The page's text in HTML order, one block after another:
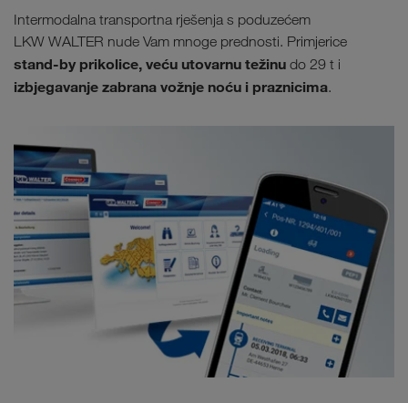
Intermodalna transportna rješenja s poduzećem
LKW WALTER nude Vam mnoge prednosti. Primjerice
stand-by prikolice, veću utovarnu težinu do 29 t i
izbjegavanje zabrana vožnje noću i praznicima.